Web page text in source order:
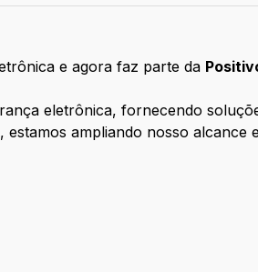
e agora faz parte da
eletrônica, fornecendo
ampliando nosso alcance